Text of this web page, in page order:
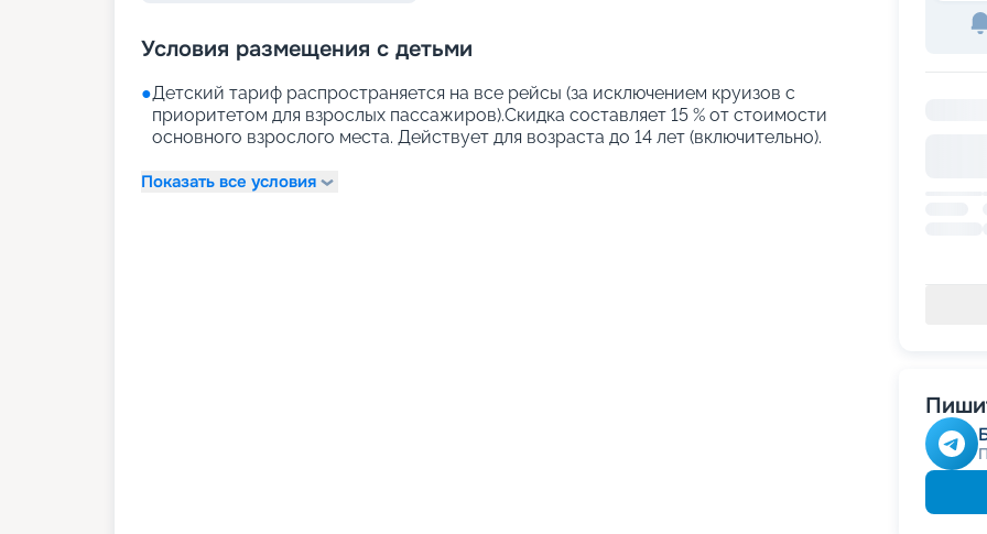
Условия размещения с детьми
●Детский тариф распространяется на все рейсы (за исключением круизов с
приоритетом для взрослых пассажиров).Скидка составляет 15 % от стоимости
основного взрослого места. Действует для возраста до 14 лет (включительно).
Показать все условия